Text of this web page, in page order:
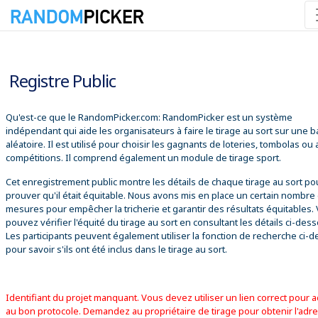
Registre Public
Qu'est-ce que le RandomPicker.com: RandomPicker est un système
indépendant qui aide les organisateurs à faire le tirage au sort sur une
aléatoire. Il est utilisé pour choisir les gagnants de loteries, tombolas ou
compétitions. Il comprend également un module de tirage sport.
Cet enregistrement public montre les détails de chaque tirage au sort
prouver qu'il était équitable. Nous avons mis en place un certain nombre
mesures pour empêcher la tricherie et garantir des résultats équitables.
pouvez vérifier l'équité du tirage au sort en consultant les détails ci-
Les participants peuvent également utiliser la fonction de recherche ci-
pour savoir s'ils ont été inclus dans le tirage au sort.
Identifiant du projet manquant. Vous devez utiliser un lien correct pour
au bon protocole. Demandez au propriétaire de tirage pour obtenir